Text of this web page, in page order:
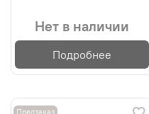
Нет в наличии
Подробнее
Предзаказ